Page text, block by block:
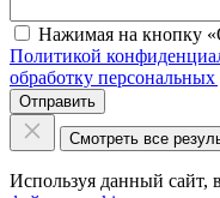
Нажимая на кнопку
Политикой
обработку
Отправить
Смотреть все
Используя данный сайт,